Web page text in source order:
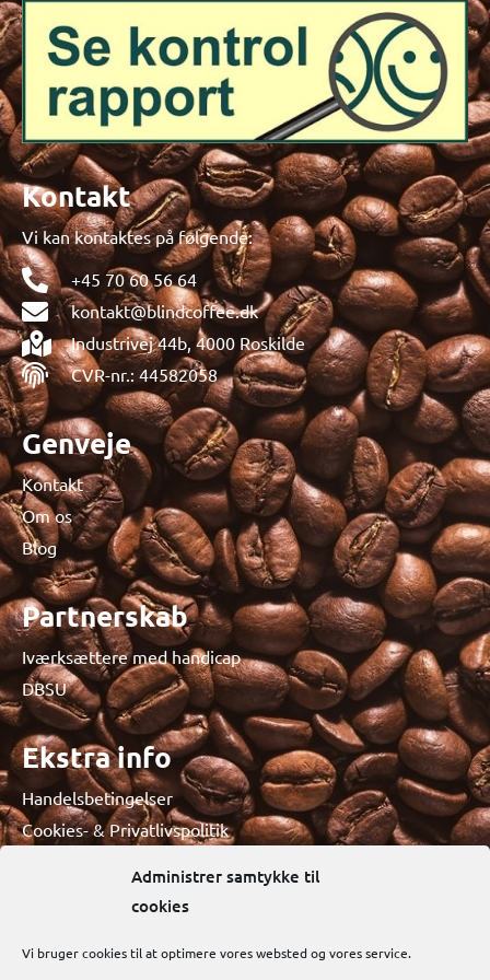
Administrer samtykke til
cookies
Vi bruger cookies til at optimere vores websted og vores service.
o
o
k
g
r
a
m
d
i
n
Kontakt
Vi kan kontaktes på følgende:
+45 70 60 56 64
kontakt@blindcoffee.dk
Industrivej 44b, 4000 Roskilde
CVR-nr.: 44582058
Genveje
Kontakt
Om os
Blog
Partnerskab
Iværksættere med handicap
DBSU
Ekstra info
Handelsbetingelser
Cookies- & Privatlivspolitik